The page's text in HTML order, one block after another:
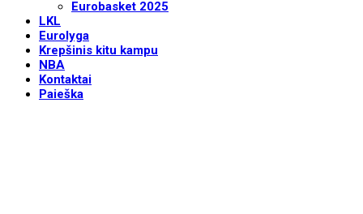
Eurobasket 2025
LKL
Eurolyga
Krepšinis kitu kampu
NBA
Kontaktai
Paieška